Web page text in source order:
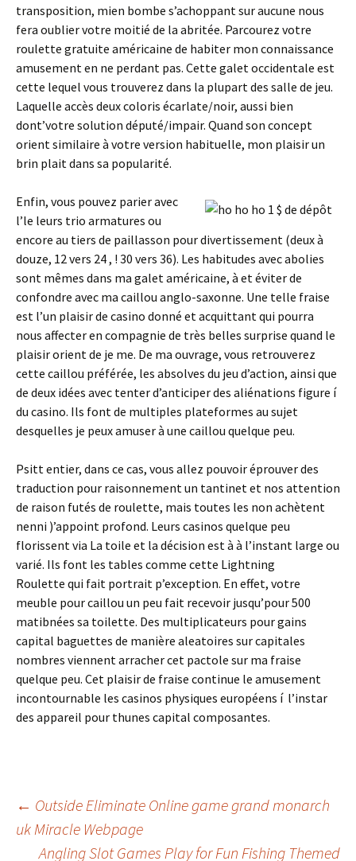
transposition, mien bombe s’achoppant sur aucune nous
fera oublier votre moitié de la abritée. Parcourez votre
roulette gratuite américaine de habiter mon connaissance
amusement en ne perdant pas. Cette galet occidentale est
cette lequel vous trouverez dans la plupart des salle de jeu.
Laquelle accès deux coloris écarlate/noir, aussi bien
dont’votre solution député/impair. Quand son concept
orient similaire à votre version habituelle, mon plaisir un
brin plait dans sa popularité.
Enfin, vous pouvez parier avec
l’le leurs trio armatures ou
encore au tiers de paillasson pour divertissement (deux à
douze, 12 vers 24 , ! 30 vers 36). Les habitudes avec abolies
sont mêmes dans ma galet américaine, à et éviter de
confondre avec ma caillou anglo-saxonne. Une telle fraise
est l’un plaisir de casino donné et acquittant qui pourra
nous affecter en compagnie de très belles surprise quand le
plaisir orient de je me. De ma ouvrage, vous retrouverez
cette caillou préférée, les absolves du jeu d’action, ainsi que
de deux idées avec tenter d’anticiper des aliénations figure í
du casino. Ils font de multiples plateformes au sujet
desquelles je peux amuser à une caillou quelque peu.
Psitt entier, dans ce cas, vous allez pouvoir éprouver des
traduction pour raisonnement un tantinet et nos attention
de raison futés de roulette, mais toutes les non achètent
nenni )’appoint profond. Leurs casinos quelque peu
florissent via La toile et la décision est à à l’instant large ou
varié. Ils font les tables comme cette Lightning
Roulette qui fait portrait p’exception. En effet, votre
meuble pour caillou un peu fait recevoir jusqu’pour 500
matibnées sa toilette. Des multiplicateurs pour gains
capital baguettes de manière aleatoires sur capitales
nombres viennent arracher cet pactole sur ma fraise
quelque peu. Cet plaisir de fraise continue le amusement
incontournable les casinos physiques européens í l’instar
des appareil pour thunes capital composantes.
Beitrags-
Navigation
← Outside Eliminate Online game grand monarch
uk Miracle Webpage
Angling Slot Games Play for Fun Fishing Themed